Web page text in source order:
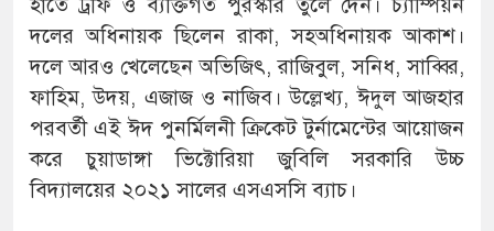
দলের অধিনায়ক ছিলেন রাকা, সহঅধিনায়ক আকাশ।
দলে আরও খেলেছেন অভিজিৎ, রাজিবুল, সনিধ, সাব্বির,
ফাহিম, উদয়, এজাজ ও নাজিব। উল্লেখ্য, ঈদুল আজহার
পরবর্তী এই ঈদ পুনর্মিলনী ক্রিকেট টুর্নামেন্টের আয়োজন
করে চুয়াডাঙ্গা ভিক্টোরিয়া জুবিলি সরকারি উচ্চ
বিদ্যালয়ের ২০২১ সালের এসএসসি ব্যাচ।